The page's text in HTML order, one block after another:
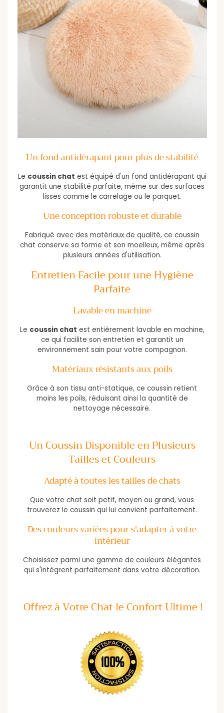
Un fond antidérapant pour plus de stabilité
Le coussin chat est équipé d'un fond antidérapant qui
garantit une stabilité parfaite, même sur des surfaces
lisses comme le carrelage ou le parquet.
Une conception robuste et durable
Fabriqué avec des matériaux de qualité, ce coussin
chat conserve sa forme et son moelleux, même après
plusieurs années d'utilisation.
Entretien Facile pour une Hygiène
Parfaite
Lavable en machine
Le coussin chat est entièrement lavable en machine,
ce qui facilite son entretien et garantit un
environnement sain pour votre compagnon.
Matériaux résistants aux poils
Grâce à son tissu anti-statique, ce coussin retient
moins les poils, réduisant ainsi la quantité de
nettoyage nécessaire.
Un Coussin Disponible en Plusieurs
Tailles et Couleurs
Adapté à toutes les tailles de chats
Que votre chat soit petit, moyen ou grand, vous
trouverez le coussin qui lui convient parfaitement.
Des couleurs variées pour s'adapter à votre
intérieur
Choisissez parmi une gamme de couleurs élégantes
qui s'intègrent parfaitement dans votre décoration.
Offrez à Votre Chat le Confort Ultime !